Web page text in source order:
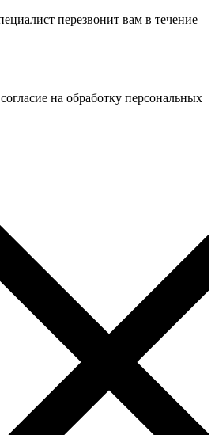
перезвонит вам в течение
на обработку персональных